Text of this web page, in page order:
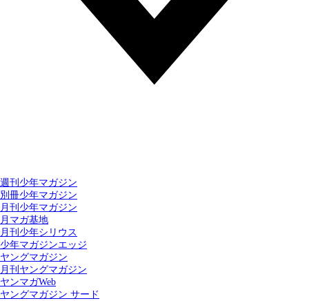
週刊少年マガジン
別冊少年マガジン
月刊少年マガジン
月マガ基地
月刊少年シリウス
少年マガジンエッジ
ヤングマガジン
月刊ヤングマガジン
ヤンマガWeb
ヤングマガジン サード